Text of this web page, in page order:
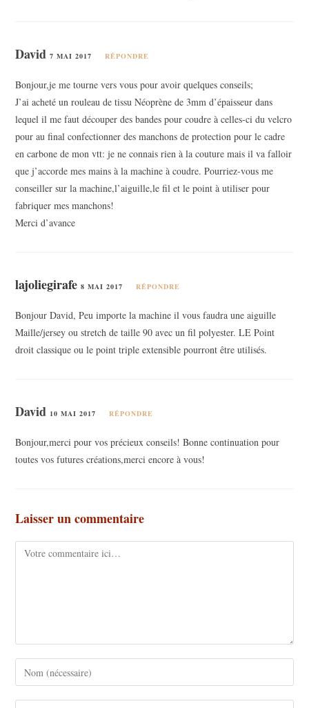
David7 MAI 2017 RÉPONDRE
Bonjour,je me tourne vers vous pour avoir quelques conseils;
J’ai acheté un rouleau de tissu Néoprène de 3mm d’épaisseur dans
lequel il me faut découper des bandes pour coudre à celles-ci du velcro
pour au final confectionner des manchons de protection pour le cadre
en carbone de mon vtt: je ne connais rien à la couture mais il va falloir
que j’accorde mes mains à la machine à coudre. Pourriez-vous me
conseiller sur la machine,l’aiguille,le fil et le point à utiliser pour
fabriquer mes manchons!
Merci d’avance
lajoliegirafe 8 MAI 2017 RÉPONDRE
Bonjour David, Peu importe la machine il vous faudra une aiguille
Maille/jersey ou stretch de taille 90 avec un fil polyester. LE Point
droit classique ou le point triple extensible pourront être utilisés.
David 10 MAI 2017 RÉPONDRE
Bonjour,merci pour vos précieux conseils! Bonne continuation pour
toutes vos futures créations,merci encore à vous!
Laisser un commentaire